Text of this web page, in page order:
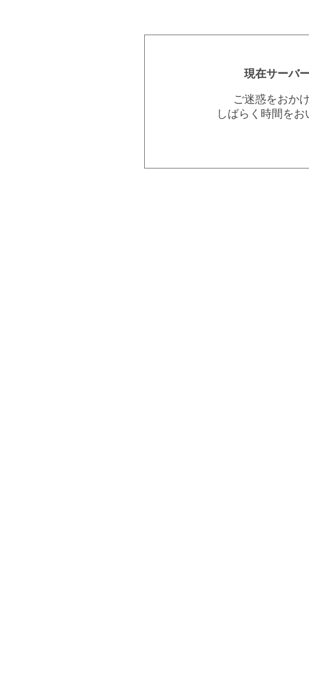
現在サーバ
ご迷惑をおか
しばらく時間を